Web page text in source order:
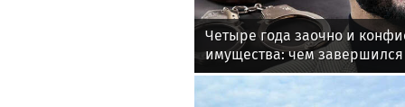
Четыре года заочно и
имущества: чем завершился
Гусейном Гасановым